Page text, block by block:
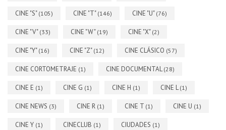
CINE "S" (105) CINE "T" (146) CINE "U" (76)
CINE "V" (33) CINE "W" (19) CINE "X" (2)
CINE "Y" (16) CINE "Z" (12) CINE CLÁSICO (57)
CINE CORTOMETRAJE (1) CINE DOCUMENTAL(28)
CINE E (1) CINE G (1) CINE H (1) CINE L(1)
CINE NEWS (3) CINE R (1) CINE T (1) CINE U (1)
CINE Y (1) CINECLUB (1) CIUDADES (1)